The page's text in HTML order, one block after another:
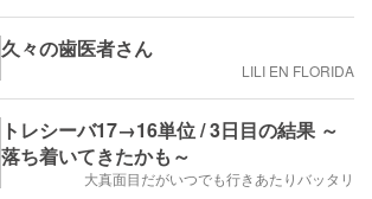
久々の歯医者さん
LILI EN FLORIDA
トレシーバ17→16単位 / 3日目の結果 ～
落ち着いてきたかも～
大真面目だがいつでも行きあたりバッタリ